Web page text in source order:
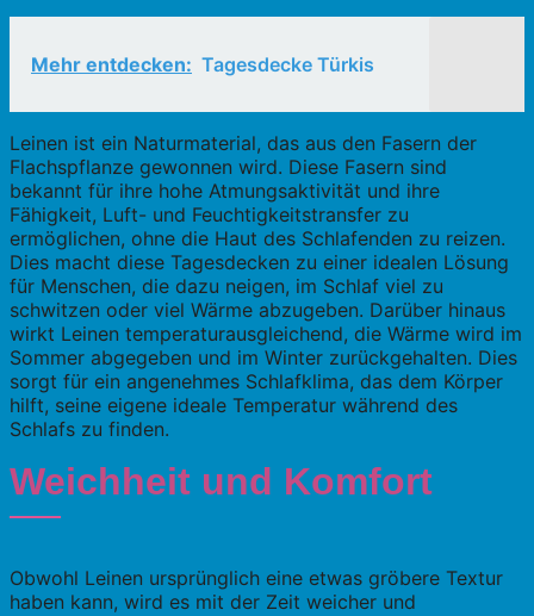
Mehr entdecken: Tagesdecke Türkis
Leinen ist ein Naturmaterial, das aus den Fasern der
Flachspflanze gewonnen wird. Diese Fasern sind
bekannt für ihre hohe Atmungsaktivität und ihre
Fähigkeit, Luft- und Feuchtigkeitstransfer zu
ermöglichen, ohne die Haut des Schlafenden zu reizen.
Dies macht diese Tagesdecken zu einer idealen Lösung
für Menschen, die dazu neigen, im Schlaf viel zu
schwitzen oder viel Wärme abzugeben. Darüber hinaus
wirkt Leinen temperaturausgleichend, die Wärme wird im
Sommer abgegeben und im Winter zurückgehalten. Dies
sorgt für ein angenehmes Schlafklima, das dem Körper
hilft, seine eigene ideale Temperatur während des
Schlafs zu finden.
Weichheit und Komfort
Obwohl Leinen ursprünglich eine etwas gröbere Textur
haben kann, wird es mit der Zeit weicher und